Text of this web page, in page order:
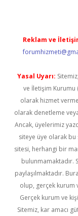
Reklam ve
Yasal Uyarı:
ve İletişim Kurumu
olarak hizmet
olarak denetleme
Ancak, üyelerimiz
siteye üye olarak bu
sitesi, herhangi bir
bulunmamaktadır.
paylaşılmaktadır.
olup, gerçek kurum
Gerçek kurum ve
Sitemiz, kar amacı